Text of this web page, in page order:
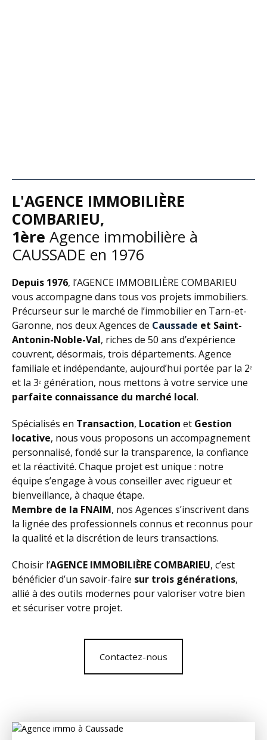
L'AGENCE IMMOBILIÈRE
COMBARIEU,
1ère Agence immobilière à
CAUSSADE en 1976
Depuis 1976, l’AGENCE IMMOBILIÈRE COMBARIEU
vous accompagne dans tous vos projets immobiliers.
Précurseur sur le marché de l’immobilier en Tarn-et-
Garonne, nos deux Agences de Caussade et Saint-
Antonin-Noble-Val, riches de 50 ans d’expérience
couvrent, désormais, trois départements. Agence
familiale et indépendante, aujourd’hui portée par la 2ᵉ
et la 3ᵉ génération, nous mettons à votre service une
parfaite connaissance du marché local.
Spécialisés en Transaction, Location et Gestion
locative, nous vous proposons un accompagnement
personnalisé, fondé sur la transparence, la confiance
et la réactivité. Chaque projet est unique : notre
équipe s’engage à vous conseiller avec rigueur et
bienveillance, à chaque étape.
Membre de la FNAIM, nos Agences s’inscrivent dans
la lignée des professionnels connus et reconnus pour
la qualité et la discrétion de leurs transactions.
Choisir l’AGENCE IMMOBILIÈRE COMBARIEU, c’est
bénéficier d’un savoir-faire sur trois générations,
allié à des outils modernes pour valoriser votre bien
et sécuriser votre projet.
Contactez-nous